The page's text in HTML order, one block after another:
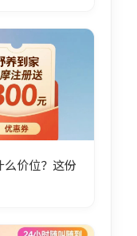
么价位？这份